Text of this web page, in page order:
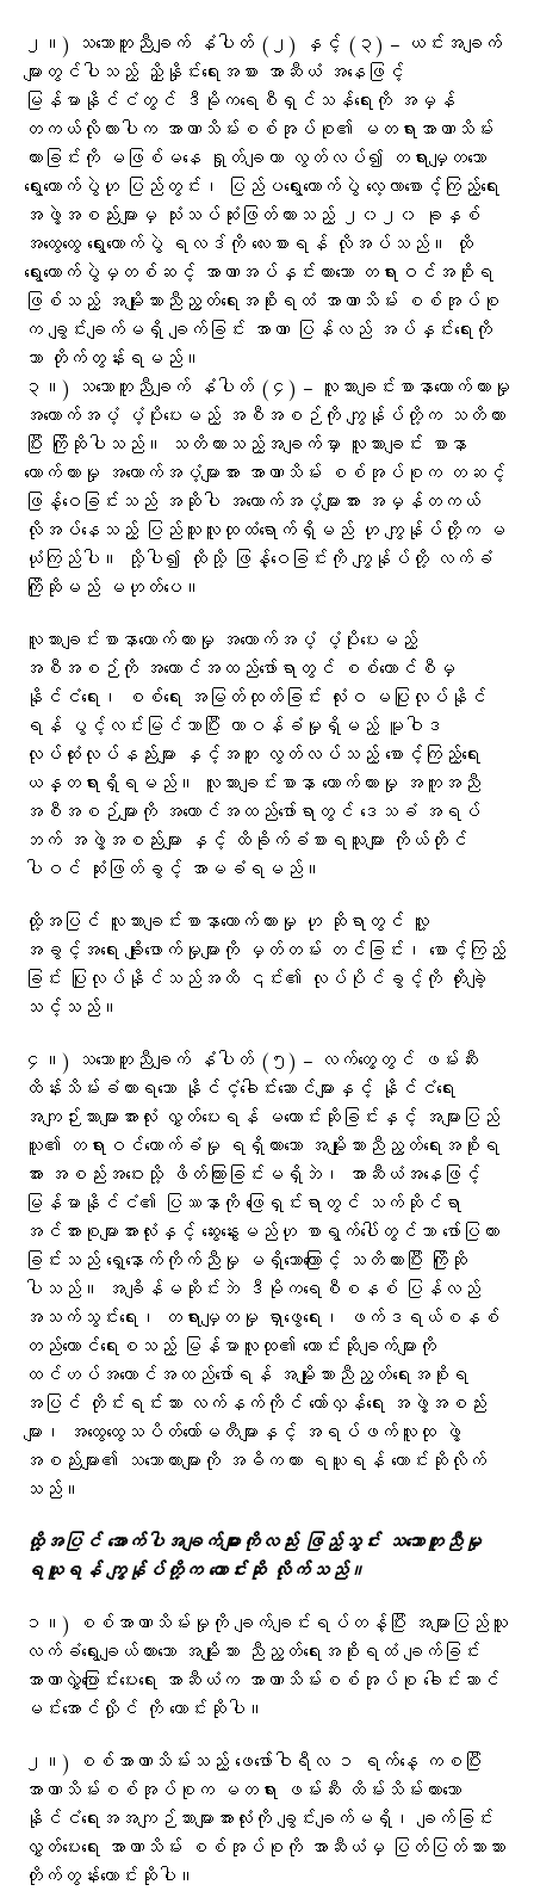
၂။) သဘောတူညီချက် နံပါတ် (၂) နှင့် (၃) – ယင်းအချက်
များတွင်ပါသည့် ညှိနှိုင်းရေးအစား အာဆီယံ အနေဖြင့်
မြန်မာနိုင်ငံတွင် ဒီမိုကရေစီရှင်သန်ရေးကို အမှန်
တကယ်လိုလားပါက အာဏာသိမ်းစစ်အုပ်စု၏ မတရားအာဏာသိမ်း
ထားခြင်းကို မဖြစ်မနေ ရှုတ်ချကာ လွတ်လပ်၍ တရားမျှတသော
ရွေးကောက်ပွဲဟု ပြည်တွင်း၊ ပြည်ပရွေးကောက်ပွဲ လေ့လာစောင့်ကြည့်ရေး
အဖွဲ့အစည်းများမှ သုံးသပ်ဆုံးဖြတ်ထားသည့် ၂၀၂၀ ခုနှစ်
အထွေထွေ ရွေးကောက်ပွဲ ရလဒ်ကို လေးစားရန် လိုအပ်သည်။ ထို
ရွေးကောက်ပွဲမှတစ်ဆင့် အာဏာအပ်နှင်းထားသော တရားဝင်အစိုးရ
ဖြစ်သည့် အမျိုးသားညီညွတ်ရေးအစိုးရထံ အာဏာသိမ်း စစ်အုပ်စု
က ချွင်းချက်မရှိ ချက်ခြင်း အာဏာ ပြန်လည် အပ်နှင်းရေးကို
သာ တိုက်တွန်းရမည်။
၃။) သဘောတူညီချက် နံပါတ် (၄) – လူသားချင်းစာနာထောက်ထားမှု
အထောက်အပံ့ ပံ့ပိုးပေးမည့် အစီအစဉ်ကို ကျွန်ုပ်တို့က သတိထား
ပြီး ကြိုဆိုပါသည်။ သတိထားသည့်အချက်မှာ လူသားချင်း စာနာ
ထောက်ထားမှု အထောက်အပံ့များအား အာဏာသိမ်း စစ်အုပ်စုက တဆင့်
ဖြန့်ဝေခြင်းသည် အဆိုပါ အထောက်အပံ့များအား အမှန်တကယ်
လိုအပ်နေသည့် ပြည်သူလူထုထံရောက်ရှိမည် ဟု ကျွန်ုပ်တို့က မ
ယုံကြည်ပါ။ သို့ပါ၍ ထိုသို့ ဖြန့်ဝေခြင်းကို ကျွန်ုပ်တို့ လက်ခံ
ကြိုဆိုမည် မဟုတ်ပေ။
လူသားချင်းစာနာထောက်ထားမှု အထောက်အပံ့ ပံ့ပိုးပေးမည့်
အစီအစဉ်ကို အကောင်အထည်ဖော်ရာတွင် စစ်ကောင်စီမှ
နိုင်ငံရေး၊ စစ်ရေး အမြတ်ထုတ်ခြင်း လုံးဝ မပြုလုပ်နိုင်
ရန် ပွင့်လင်းမြင်သာပြီး တာဝန်ခံမှုရှိမည့် မူဝါဒ
လုပ်ထုံးလုပ်နည်းများ နှင့်အတူ လွတ်လပ်သည့် စောင့်ကြည့်ရေး
ယန္တရားရှိရမည်။ လူသားချင်းစာနာ ထောက်ထားမှု အကူအညီ
အစီအစဉ်များကို အကောင်အထည်ဖော်ရာတွင် ဒေသခံ အရပ်
ဘက် အဖွဲ့အစည်းများ နှင့် ထိခိုက်ခံစားရသူများ ကိုယ်တိုင်
ပါဝင် ဆုံးဖြတ်ခွင့် အာမခံရမည်။
ထို့အပြင် လူသားချင်းစာနာထောက်ထားမှု ဟု ဆိုရာတွင် လူ့
အခွင့်အရေး ချိုးဖောက်မှုများကို မှတ်တမ်း တင်ခြင်း၊ စောင့်ကြည့်
ခြင်း ပြုလုပ်နိုင်သည်အထိ ၎င်း၏ လုပ်ပိုင်ခွင့်ကို တိုးချဲ့
သင့်သည်။
၄။) သဘောတူညီချက် နံပါတ် (၅) – လက်တွေ့တွင် ဖမ်းဆီး
ထိန်းသိမ်းခံထားရသော နိုင်ငံ့ခေါင်းဆောင်များနှင့် နိုင်ငံရေး
အကျဉ်းသားများအားလုံး လွှတ်ပေးရန် မတောင်းဆိုခြင်းနှင့် အများပြည်
သူ၏ တရားဝင်ထောက်ခံမှု ရရှိထားသော အမျိုးသားညီညွတ်ရေးအစိုးရ
အား အစည်းအဝေးသို့ ဖိတ်ကြားခြင်းမရှိဘဲ၊ အာဆီယံအနေဖြင့်
မြန်မာနိုင်ငံ၏ ပြဿနာကို ဖြေရှင်းရာတွင် သက်ဆိုင်ရာ
အင်အားစုများအားလုံးနှင့် ဆွေးနွေးမည်ဟု စာရွက်ပေါ်တွင်သာ ဖော်ပြထား
ခြင်းသည် ရှေ့နောက်ကိုက်ညီမှု မရှိသောကြောင့် သတိထားပြီး ကြိုဆို
ပါသည်။ အချိန်မဆိုင်းဘဲ ဒီမိုကရေစီစနစ် ပြန်လည်
အသက်သွင်းရေး၊ တရားမျှတမှု ရှာဖွေရေး၊ ဖက်ဒရယ်စနစ်
တည်ထောင်ရေးစသည့် မြန်မာလူထု၏ တောင်းဆိုချက်များကို
ထင်ဟပ်အကောင်အထည်ဖော်ရန် အမျိုးသားညီညွတ်ရေးအစိုးရ
အပြင် တိုင်းရင်းသား လက်နက်ကိုင်​ တော်လှန်ရေး အဖွဲ့အစည်း
များ၊​ အထွေထွေသပိတ်ကော်မတီများနှင့် အရပ်ဖက်လူထု ဖွဲ့
အစည်းများ၏ သဘောထားများကို အဓိကထား ရယူရန် တောင်းဆိုလိုက်
သည်။
ထို့အပြင် အောက်ပါအချက်များကိုလည်း ဖြည့်သွင်း သဘောတူညီမှု
ရယူရန် ကျွန်ုပ်တို့က တောင်းဆို လိုက်သည်။
၁။) စစ်အာဏာသိမ်းမှုကို ချက်ချင်းရပ်တန့်ပြီး အများပြည်သူ
လက်ခံရွေးချယ်ထားသော အမျိုးသား ညီညွတ်ရေးအစိုးရထံ ချက်ခြင်း
အာဏာလွှဲပြောင်းပေးရေး အာဆီယံက အာဏာသိမ်းစစ်အုပ်စု ခေါင်းဆာင်
မင်းအောင်လှိုင် ကို တောင်းဆိုပါ။
၂။) စစ်အာဏာသိမ်းသည့် ဖေဖော်ဝါရီလ ၁ ရက်နေ့ ကစပြီး
အာဏာသိမ်းစစ်အုပ်စုက မတရား ဖမ်းဆီး ထိမ်းသိမ်းထားသော
နိုင်ငံရေးအအကျဉ်သားများအားလုံးကို ချွင်းချက်မရှိ၊ ချက်ခြင်း
လွှတ်ပေးရေး အာဏာသိမ်း စစ်အုပ်စုကို အာဆီယံမှ ပြတ်ပြတ်သားသား
တိုက်တွန်းတောင်းဆိုပါ။